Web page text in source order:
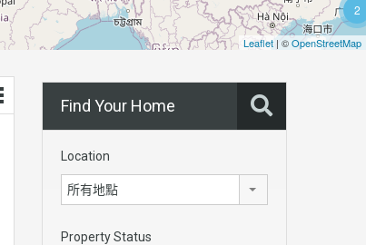
2
Leaflet | ©OpenStreetMap
Find Your Home
Location
所有地點
Property Status